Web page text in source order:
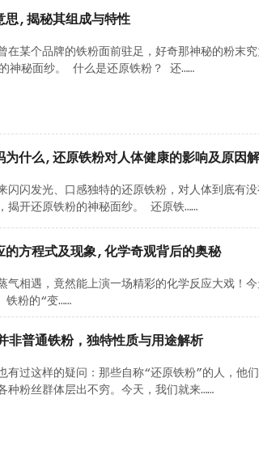
思,揭秘其组成与特性
在某个品牌的铁粉面前驻足，好奇那神秘的粉末
神秘面纱。 什么是还原铁粉？ 还……
为什么,还原铁粉对人体健康的影响及原因
闪闪发光、口感独特的还原铁粉，对人体到底有
揭开还原铁粉的神秘面纱。 还原铁……
的方程式及现象,化学奇观背后的奥秘
气相遇，竟然能上演一场精彩的化学反应大戏！
铁粉的“变……
非普通铁粉，独特性质与用途解析
有过这样的疑问：那些自称“还原铁粉”的人，他
种粉丝群体层出不穷。今天，我们就来……